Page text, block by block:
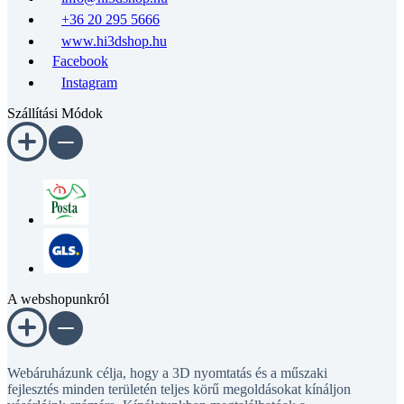
+36 20 295 5666
www.hi3dshop.hu
Facebook
Instagram
Szállítási Módok
A webshopunkról
Webáruházunk célja, hogy a 3D nyomtatás és a műszaki
fejlesztés minden területén teljes körű megoldásokat kínáljon